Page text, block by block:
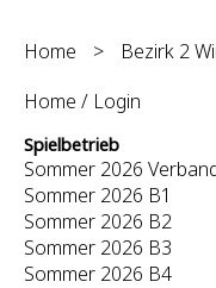
Home > Bezirk 2
Home / Login
Spielbetrieb
Sommer 2026
Sommer 2026 B1
Sommer 2026 B2
Sommer 2026 B3
Sommer 2026 B4